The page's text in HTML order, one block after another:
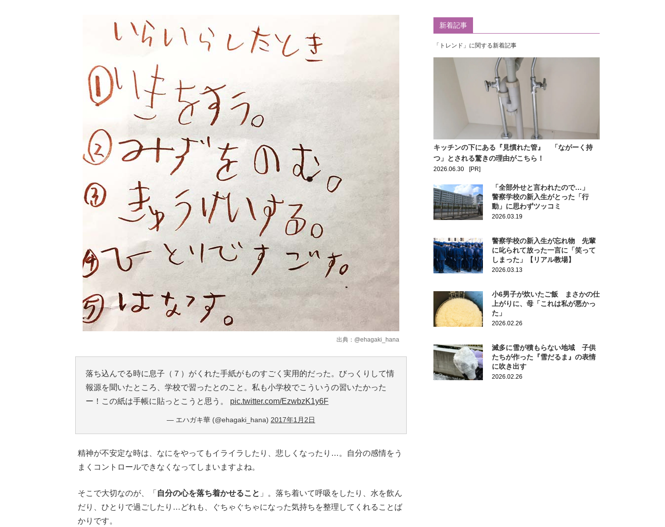
出典： @ehagaki_hana
落ち込んでる時に息子（７）がくれた手紙がものすごく実用的だった。びっくりして情
報源を聞いたところ、学校で習ったとのこと。私も小学校でこういうの習いたかった
ー！この紙は手帳に貼っとこうと思う。 pic.twitter.com/EzwbzK1y6F
— エハガキ華 (@ehagaki_hana) 2017年1月2日
精神が不安定な時は、なにをやってもイライラしたり、悲しくなったり…。自分の感情をう
まくコントロールできなくなってしまいますよね。
そこで大切なのが、「 自分の心を落ち着かせること 」。落ち着いて呼吸をしたり、水を飲ん
だり、ひとりで過ごしたり…どれも、ぐちゃぐちゃになった気持ちを整理してくれることば
かりです。
新着記事
「トレンド」に関する新着記事
キッチンの下にある『見慣れた管』 「ながーく持
つ」とされる驚きの理由がこちら！
2026.06.30 [PR]
「全部外せと言われたので…」
警察学校の新入生がとった「行
動」に思わずツッコミ
2026.03.19
警察学校の新入生が忘れ物 先輩
に叱られて放った一言に「笑って
しまった」【リアル教場】
2026.03.13
小6男子が炊いたご飯 まさかの仕
上がりに、母「これは私が悪かっ
た」
2026.02.26
滅多に雪が積もらない地域 子供
たちが作った『雪だるま』の表情
に吹き出す
2026.02.26